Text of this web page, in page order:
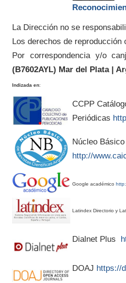
La Dirección no se
Los derechos de
Por correspondencia y/o
(B7602AYL) Mar del Plata |
Indizada en:
CCPP
Periódicas
Núcleo
http://
Google académico
Latindex Directorio y
Dialnet Plus
DOAJ https://